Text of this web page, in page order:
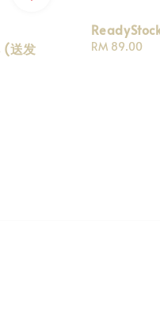
(送发
Regular
RM 89.00